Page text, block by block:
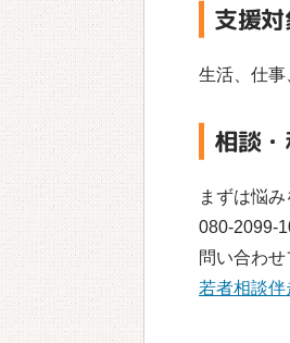
支援
生活、仕
相談
まずは悩
080-2099-
問い合わせ
若者相談